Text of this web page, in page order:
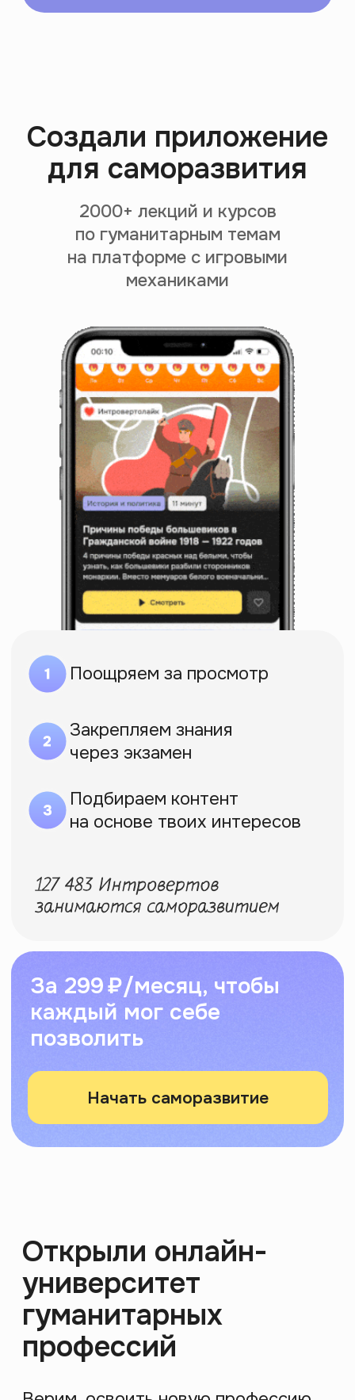
За 299 ₽/месяц, чтобы
позволить
Начать саморазвитие
Подбираем контент
на основе твоих интересов
Открыли онлайн-
университет
гуманитарных
профессий
Верим, освоить новую профессию
можно быстрее, чем в универе.
Упаковали бакалаврский объем
С госдипломом. Без ОБЖ и физры
Делаем программы,
которые хотели бы
пройти сами
Религия 07 августа 2026 19:00 МСК
Как религия определяет
жизнь современного
человека
Религия давно вышла за стены храмов: она в
календаре, еде, символах вокруг нас, даже в
получишь инструмент для анализа скрытого